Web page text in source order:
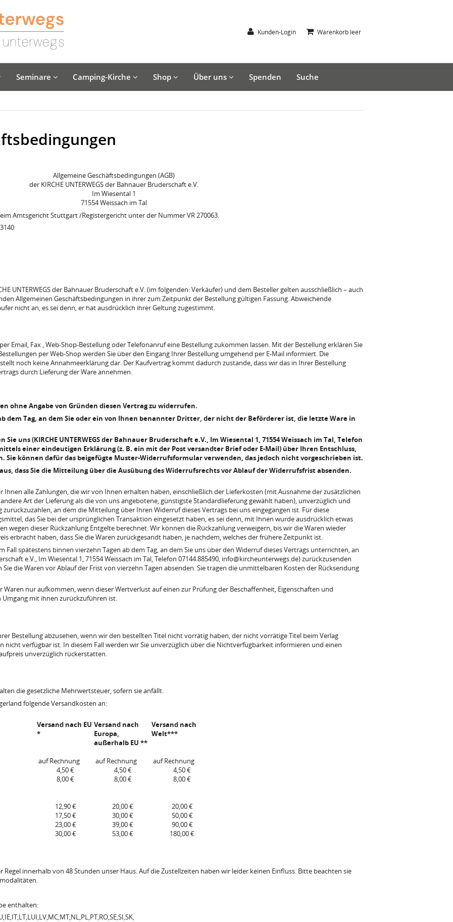
Kunden-Login Warenkorb leer
Seminare Camping-Kirche Shop Über uns Spenden Suche
Allgemeine Geschäftsbedingungen (AGB)
der KIRCHE UNTERWEGS der Bahnauer Bruderschaft e.V.
Im Wiesental 1
71554 Weissach im Tal
Amtsgericht Stuttgart /Registergericht unter der Nummer VR 270063.
UNTERWEGS der Bahnauer Bruderschaft e.V. (im folgenden: Verkäufer) und dem Besteller gelten ausschließlich – auch
Allgemeinen Geschäftsbedingungen in ihrer zum Zeitpunkt der Bestellung gültigen Fassung. Abweichende
nicht an, es sei denn, er hat ausdrücklich ihrer Geltung zugestimmt.
Email, Fax , Web-Shop-Bestellung oder Telefonanruf eine Bestellung zukommen lassen. Mit der Bestellung erklären Sie
per Web-Shop werden Sie über den Eingang Ihrer Bestellung umgehend per E-Mail informiert. Die
noch keine Annahmeerklärung dar. Der Kaufvertrag kommt dadurch zustande, dass wir das in Ihrer Bestellung
durch Lieferung der Ware annehmen.
ohne Angabe von Gründen diesen Vertrag zu widerrufen.
dem Tag, an dem Sie oder ein von Ihnen benannter Dritter, der nicht der Beförderer ist, die letzte Ware in
uns (KIRCHE UNTERWEGS der Bahnauer Bruderschaft e.V., Im Wiesental 1, 71554 Weissach im Tal, Telefon
einer eindeutigen Erklärung (z. B. ein mit der Post versandter Brief oder E-Mail) über Ihren Entschluss,
Sie können dafür das beigefügte Muster-Widerrufsformular verwenden, das jedoch nicht vorgeschrieben ist.
dass Sie die Mitteilung über die Ausübung des Widerrufsrechts vor Ablauf der Widerrufsfrist absenden.
Ihnen alle Zahlungen, die wir von Ihnen erhalten haben, einschließlich der Lieferkosten (mit Ausnahme der zusätzlichen
Art der Lieferung als die von uns angebotene, günstigste Standardlieferung gewählt haben), unverzüglich und
an dem die Mitteilung über Ihren Widerruf dieses Vertrags bei uns eingegangen ist. Für diese
das Sie bei der ursprünglichen Transaktion eingesetzt haben, es sei denn, mit Ihnen wurde ausdrücklich etwas
wegen dieser Rückzahlung Entgelte berechnet. Wir können die Rückzahlung verweigern, bis wir die Waren wieder
erbracht haben, dass Sie die Waren zurückgesandt haben, je nachdem, welches der frühere Zeitpunkt ist.
Fall spätestens binnen vierzehn Tagen ab dem Tag, an dem Sie uns über den Widerruf dieses Vertrags unterrichten, an
e.V., Im Wiesental 1, 71554 Weissach im Tal, Telefon 07144.885490, info@kircheunterwegs.de) zurückzusenden
die Waren vor Ablauf der Frist von vierzehn Tagen absenden. Sie tragen die unmittelbaren Kosten der Rücksendung
nur aufkommen, wenn dieser Wertverlust auf einen zur Prüfung der Beschaffenheit, Eigenschaften und
mit ihnen zurückzuführen ist.
Bestellung abzusehen, wenn wir den bestellten Titel nicht vorrätig haben, der nicht vorrätige Titel beim Verlag
nicht verfügbar ist. In diesem Fall werden wir Sie unverzüglich über die Nichtverfügbarkeit informieren und einen
unverzüglich rückerstatten.
die gesetzliche Mehrwertsteuer, sofern sie anfällt.
folgende Versandkosten an:
Versand nach EU
*
Versand nach
Europa,
außerhalb EU **
Versand nach
Welt***
auf Rechnung auf Rechnung
auf Rechnung
4,50 € 4,50 €
4,50 €
8,00 € 8,00 €
8,00 €
12,90 € 20,00 €
20,00 €
17,50 € 30,00 €
50,00 €
23,00 € 39,00 €
90,00 €
30,00 € 53,00 € 180,00 €
Regel innerhalb von 48 Stunden unser Haus. Auf die Zustellzeiten haben wir leider keinen Einfluss. Bitte beachten sie
enthalten: